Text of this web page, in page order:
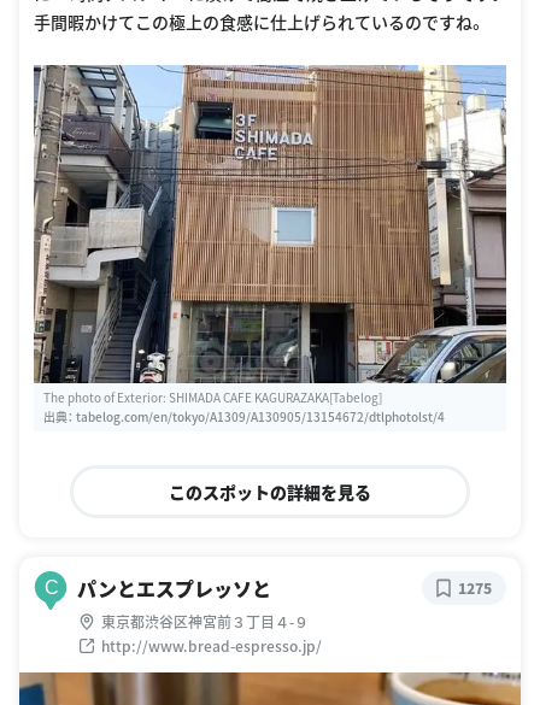
手間暇かけてこの極上の食感に仕上げられているのですね。
The photo of Exterior: SHIMADA CAFE KAGURAZAKA[Tabelog]
出典： tabelog.com/en/tokyo/A1309/A130905/13154672/dtlphotolst/4
このスポットの詳細を見る
C パンとエスプレッソと
東京都渋谷区神宮前３丁目４-９
http://www.bread-espresso.jp/
1275